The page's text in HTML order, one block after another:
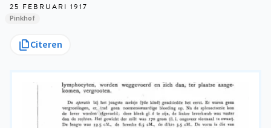
25 FEBRUARI 1917
Pinkhof
Citeren